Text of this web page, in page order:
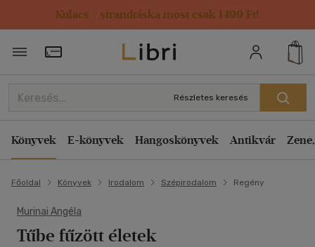
Kulacs / strandtáska most csak 1499 Ft!
Törzsvásárlói Kártya adatai
Részletes keresés
Könyvek E-könyvek Hangoskönyvek Antikvár
Főoldal Könyvek Irodalom Szépirodalom Regény
Murinai Angéla
Tűbe fűzött életek